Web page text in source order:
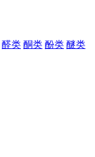
醛类 酮类 酚类 醚类